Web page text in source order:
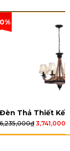
65 x 65 x
Đèn Thả Thiết Kế
6,235,000₫ 3,741,000